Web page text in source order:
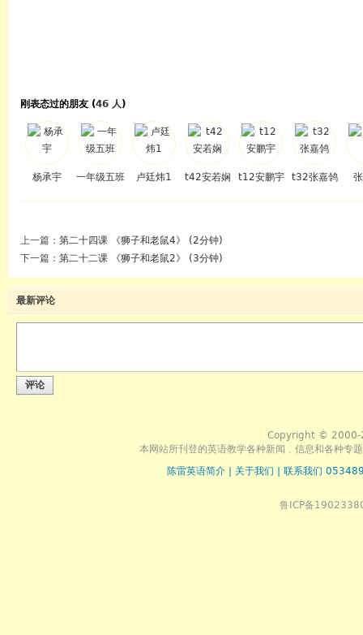
刚表态过的朋友 (46 人)
杨承宇 一年级五班 卢廷炜1 t42安若娴 t12安鹏宇 t32张嘉鸰
上一篇： 第二十四课 《狮子和老鼠4》 (2分钟)
下一篇： 第二十二课 《狮子和老鼠2》 (3分钟)
最新评论
评论
Copyright © 2000-
本网站所刊登的英语教学各种新闻﹑信息和各种专
陈雷英语简介
关于我们 联系我们
鲁ICP备